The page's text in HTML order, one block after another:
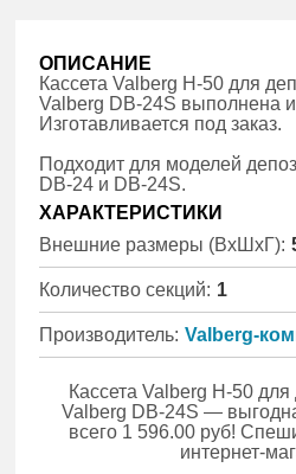
ОПИСАНИЕ
Кассета Valberg Н-50 для
Valberg DB-24S выполнена
Изготавливается под заказ.
Подходит для моделей
DB-24 и DB-24S.
ХАРАКТЕРИСТИКИ
Внешние размеры (ВхШхГ):
Количество секций: 1
Производитель: Valberg-
Кассета Valberg Н-50 для
Valberg DB-24S —
всего 1 596.00 руб!
интернет-